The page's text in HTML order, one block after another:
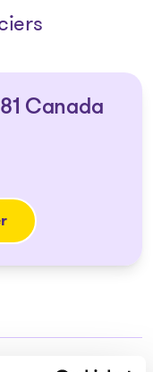
Canada
faillite - 6771581